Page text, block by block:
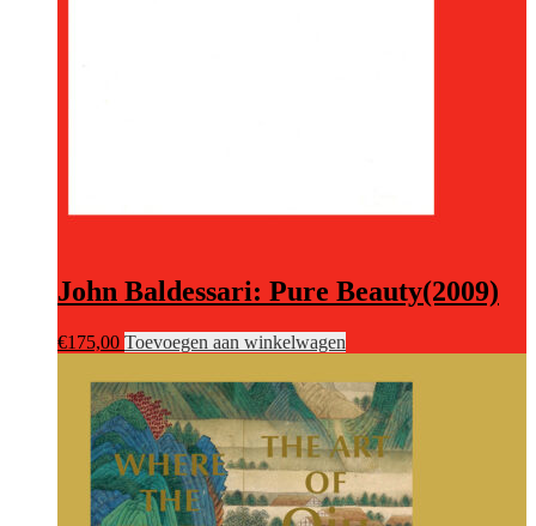
John Baldessari: Pure Beauty(2009)
€175,00 Toevoegen aan winkelwagen